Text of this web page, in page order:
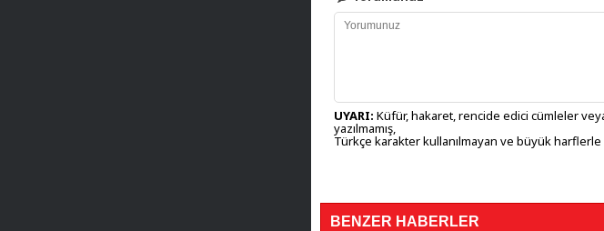
UYARI: Küfür, hakaret, rencide edici cümleler
yazılmamış,
Türkçe karakter kullanılmayan ve büyük harflerle
BENZER HABERLER